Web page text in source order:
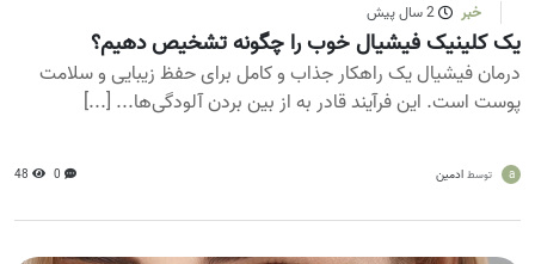
خبر 2 سال پیش
یک کلینیک فیشیال خوب را چگونه تشخیص دهیم؟
درمان فیشیال یک راهکار جذاب و کامل برای حفظ زیبایی و سلامت
پوست است. این فرآیند قادر به از بین بردن آلودگی‌ها... [...]
a توسط ادمین 0
48